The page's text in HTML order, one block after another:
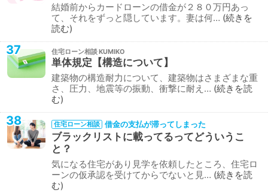
結婚前からカードローンの借金が２８０万円あっ
て、それをずっと隠しています。妻は何… 続きを
読む
37 住宅ローン相談
単体規定【構造について】
建築物の構造耐力について、建築物はさまざまな重
さ、圧力、地震等の振動、衝撃に耐え… 続きを読
む
38 住宅ローン相談 借金の支払が滞ってしまった
ブラックリストに載ってるってどういうこ
と？
気になる住宅があり見学を依頼したところ、住宅ロ
ーンの仮承認を受けてからでないと見… 続きを読
む